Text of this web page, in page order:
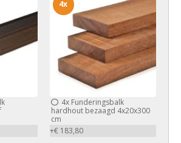
4xFunderingsbalk
hardhout bezaagd 4x20x300
cm
+€ 183,80
4x